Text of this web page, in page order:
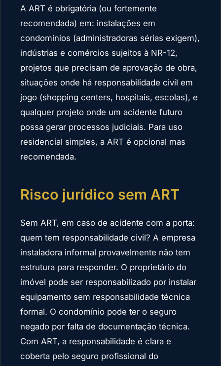
A ART é obrigatória (ou fortemente
recomendada) em: instalações em
condomínios (administradoras sérias exigem),
indústrias e comércios sujeitos à NR-12,
projetos que precisam de aprovação de obra,
situações onde há responsabilidade civil em
jogo (shopping centers, hospitais, escolas), e
qualquer projeto onde um acidente futuro
possa gerar processos judiciais. Para uso
residencial simples, a ART é opcional mas
recomendada.
Risco jurídico sem ART
Sem ART, em caso de acidente com a porta:
quem tem responsabilidade civil? A empresa
instaladora informal provavelmente não tem
estrutura para responder. O proprietário do
imóvel pode ser responsabilizado por instalar
equipamento sem responsabilidade técnica
formal. O condomínio pode ter o seguro
negado por falta de documentação técnica.
Com ART, a responsabilidade é clara e
coberta pelo seguro profissional do